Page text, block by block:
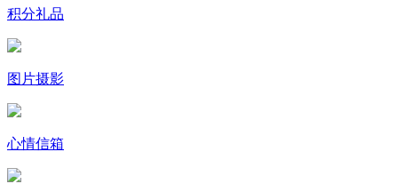
积分礼品
图片摄影
心情信箱